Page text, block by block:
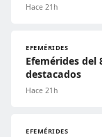
Hace 21h
EFEMÉRIDES
Efemérides del
destacados
Hace 21h
EFEMÉRIDES